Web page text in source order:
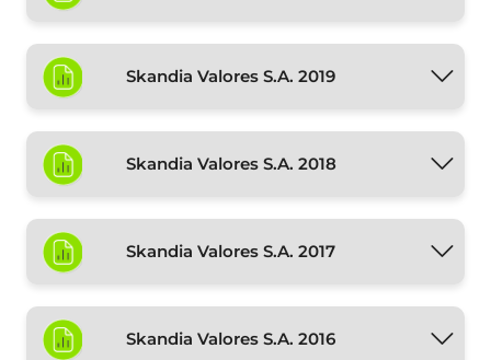
Skandia Valores S.A. 2019
Skandia Valores S.A. 2018
Skandia Valores S.A. 2017
Skandia Valores S.A. 2016